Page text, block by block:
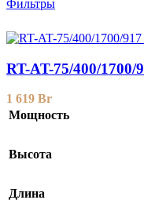
Фильтры
RT-AT-75/400/
1 619 Br
Мощность
Высота
Длина